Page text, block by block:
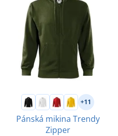
+11
Pánská mikina Trendy
Zipper